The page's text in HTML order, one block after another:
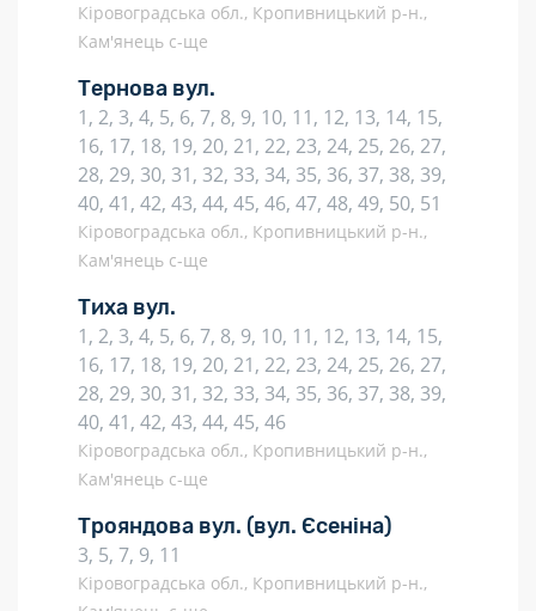
Кіровоградська обл., Кропивницький р-н.,
Кам'янець с-ще
Тернова вул.
1, 2, 3, 4, 5, 6, 7, 8, 9, 10, 11, 12, 13, 14, 15,
16, 17, 18, 19, 20, 21, 22, 23, 24, 25, 26, 27,
28, 29, 30, 31, 32, 33, 34, 35, 36, 37, 38, 39,
40, 41, 42, 43, 44, 45, 46, 47, 48, 49, 50, 51
Кіровоградська обл., Кропивницький р-н.,
Кам'янець с-ще
Тиха вул.
1, 2, 3, 4, 5, 6, 7, 8, 9, 10, 11, 12, 13, 14, 15,
16, 17, 18, 19, 20, 21, 22, 23, 24, 25, 26, 27,
28, 29, 30, 31, 32, 33, 34, 35, 36, 37, 38, 39,
40, 41, 42, 43, 44, 45, 46
Кіровоградська обл., Кропивницький р-н.,
Кам'янець с-ще
Трояндова вул. (вул. Єсеніна)
3, 5, 7, 9, 11
Кіровоградська обл., Кропивницький р-н.,